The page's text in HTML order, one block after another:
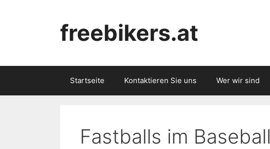
freebikers.at
Startseite Kontaktieren Sie uns Wer wir sind
Fastballs im Baseball